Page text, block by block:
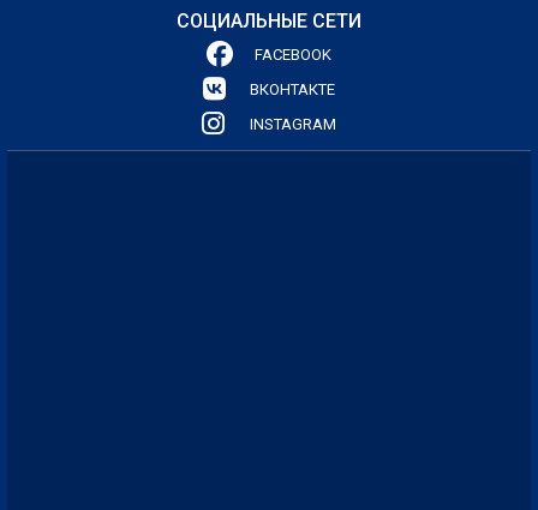
СОЦИАЛЬНЫЕ СЕТИ
FACEBOOK
ВКОНТАКТЕ
INSTAGRAM